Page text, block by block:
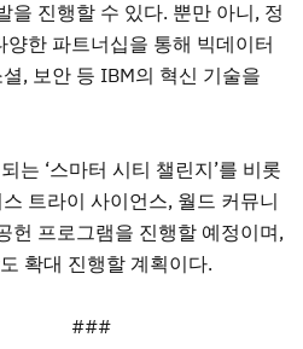
을 진행할 수 있다. 뿐만 아니, 정
한 파트너십을 통해 빅데이터
, 보안 등 IBM의 혁신 기술을
는 ‘스마터 시티 챌린지’를 비롯
트라이 사이언스, 월드 커뮤니
헌 프로그램을 진행할 예정이며,
확대 진행할 계획이다.